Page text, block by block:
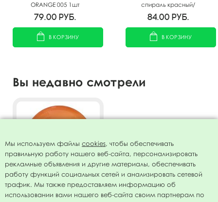
ORANGE 005 1шт
79.00 руб.
В КОРЗИНУ
спираль красный/
оранжевый/желтый 100см
84.00 руб.
В КОРЗИНУ
Вы недавно смотрели
Воздушный шар 36"/91см
Мы используем файлы cookies, чтобы обеспечивать
правильную работу нашего веб-сайта, персонализировать
рекламные объявления и другие материалы, обеспечивать
работу функций социальных сетей и анализировать сетевой
трафик. Мы также предоставляем информацию об
использовании вами нашего веб-сайта своим партнерам по